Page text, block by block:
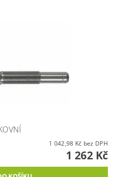
1 042,98 Kč bez DPH
1 262 Kč